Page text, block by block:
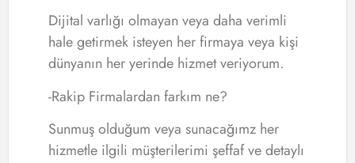
Dijital varlığı olmayan veya daha verimli
hale getirmek isteyen her firmaya veya kişi
dünyanın her yerinde hizmet veriyorum.
-Rakip Firmalardan farkım ne?
Sunmuş olduğum veya sunacağımz her
hizmetle ilgili müşterilerimi şeffaf ve detaylı